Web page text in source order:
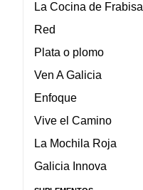
La Cocina de Frabisa
Red
Plata o plomo
Ven A Galicia
Enfoque
Vive el Camino
La Mochila Roja
Galicia Innova